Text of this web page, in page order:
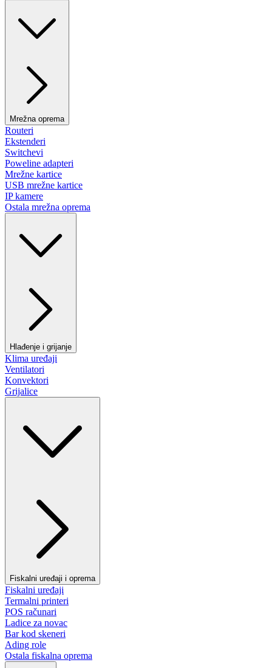
Mrežna oprema
Routeri
Ekstenderi
Switchevi
Poweline adapteri
Mrežne kartice
USB mrežne kartice
IP kamere
Ostala mrežna oprema
Hlađenje i grijanje
Klima uređaji
Ventilatori
Konvektori
Grijalice
Fiskalni uređaji i oprema
Fiskalni uređaji
Termalni printeri
POS računari
Ladice za novac
Bar kod skeneri
Ading role
Ostala fiskalna oprema